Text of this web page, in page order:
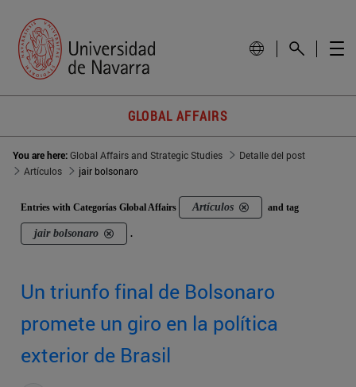
GLOBAL AFFAIRS
You are here:Global Affairs and Strategic Studies
Detalle del post
Artículos
jair bolsonaro
Entries with Categorías Global Affairs Artículos and tag
jair bolsonaro .
Un triunfo final de Bolsonaro
promete un giro en la política
exterior de Brasil